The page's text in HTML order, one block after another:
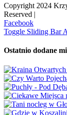
Copyright 2024
Reserved |
Facebook
Toggle Sliding Bar
Ostatnio dodane